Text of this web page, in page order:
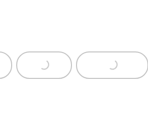
Loading... Loading...